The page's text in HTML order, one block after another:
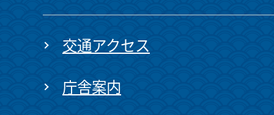
交通アクセス
庁舎案内